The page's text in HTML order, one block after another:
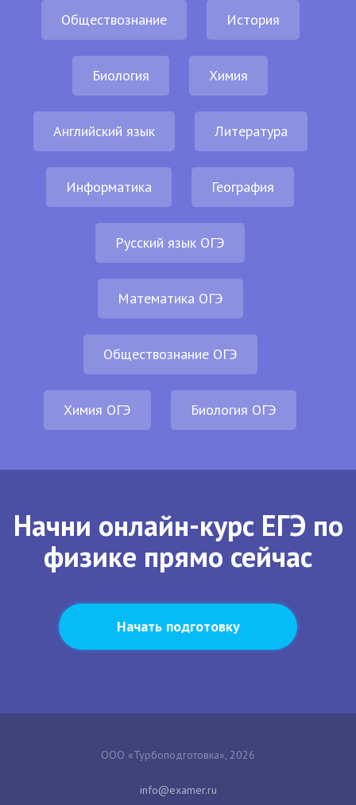
Обществознание История
Биология Химия
Английский язык Литература
Информатика География
Русский язык ОГЭ
Математика ОГЭ
Обществознание ОГЭ
Химия ОГЭ Биология ОГЭ
Начни онлайн-курс ЕГЭ по
физике прямо сейчас
Начать подготовку
ООО «Турбоподготовка», 2026